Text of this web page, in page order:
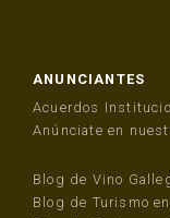
ANUNCIANTES
Acuerdos
Anúnciate en
Blog de Vino
Blog de Turismo